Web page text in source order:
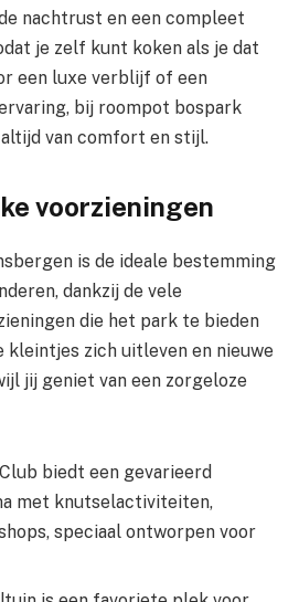
nachtrust en een compleet
je zelf kunt koken als je dat
een luxe verblijf of een
bij roompot bospark
van comfort en stijl.
voorzieningen
is de ideale bestemming
dankzij de vele
die het park te bieden
kleintjes zich uitleven en nieuwe
jij geniet van een zorgeloze
biedt een gevarieerd
met knutselactiviteiten,
speciaal ontworpen voor